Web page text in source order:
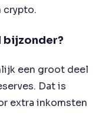
crypto.
bijzonder?
een groot deel
Dat is
extra inkomsten